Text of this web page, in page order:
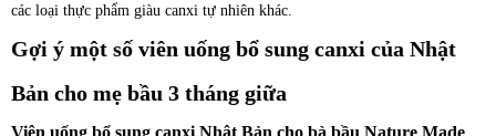
các loại thực phẩm giàu canxi tự nhiên khác.
Gợi ý một số viên uống bổ sung canxi của Nhật
Bản cho mẹ bầu 3 tháng giữa
Viên uống bổ sung canxi Nhật Bản cho bà bầu Nature Made